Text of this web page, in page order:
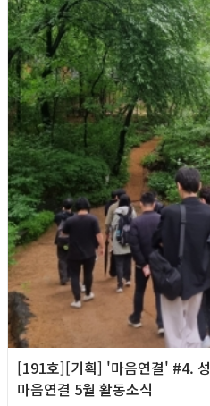
[191호][기획] '마음연결' #4.
마음연결 5월 활동소식